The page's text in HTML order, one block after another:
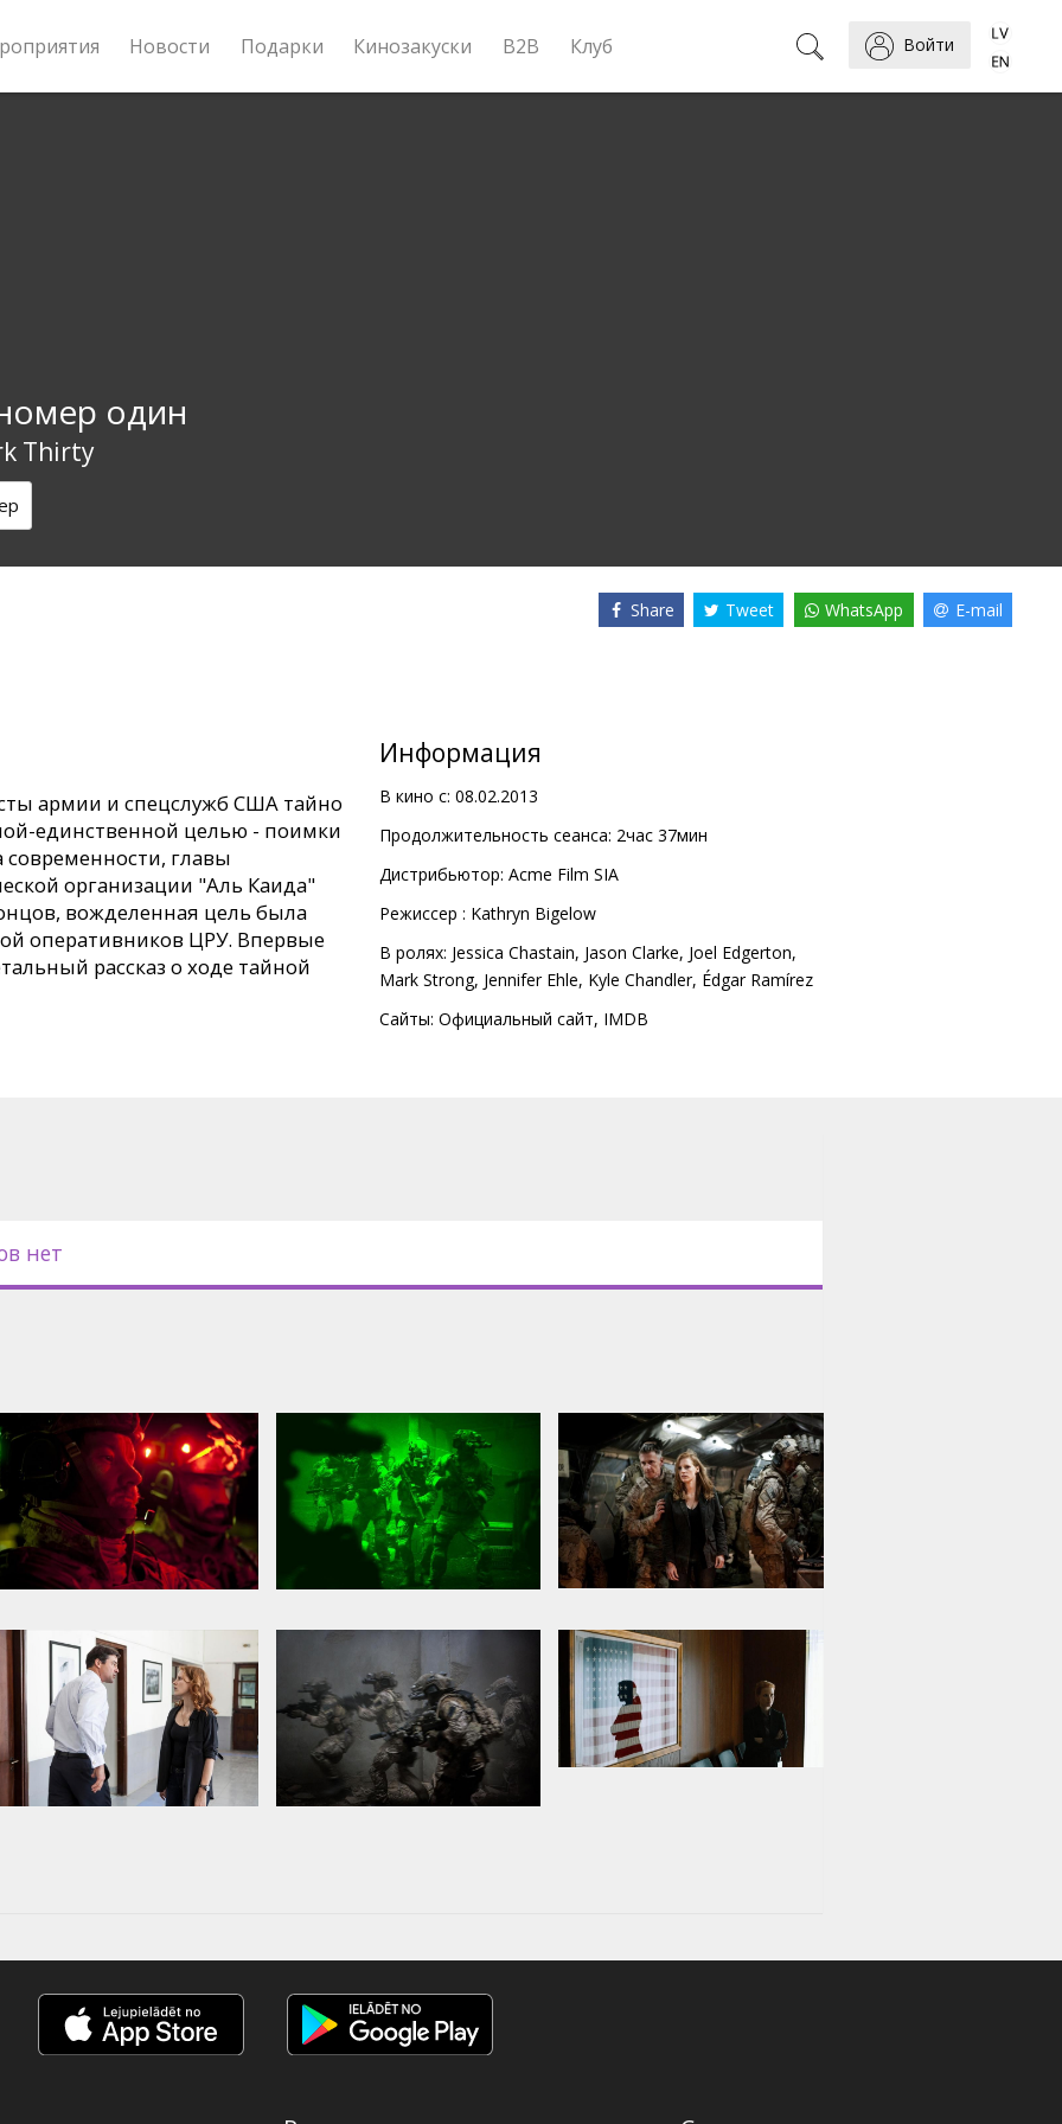
Новости Подарки Кинозакуски B2B Клуб Войти
один
Thirty
Share Tweet WhatsApp E-mail
армии и спецслужб США тайно
единственной целью - поимки
современности, главы
организации "Аль Каида"
вожделенная цель была
оперативников ЦРУ. Впервые
рассказ о ходе тайной
субтитрами на латышском и
Информация
В кино с: 08.02.2013
Продолжительность сеанса: 2час 37мин
Дистрибьютор: Acme Film SIA
Pежиссер : Kathryn Bigelow
В ролях: Jessica Chastain, Jason Clarke, Joel Edgerton,
Mark Strong, Jennifer Ehle, Kyle Chandler, Édgar Ramírez
Сайты: Официальный сайт, IMDB
нет